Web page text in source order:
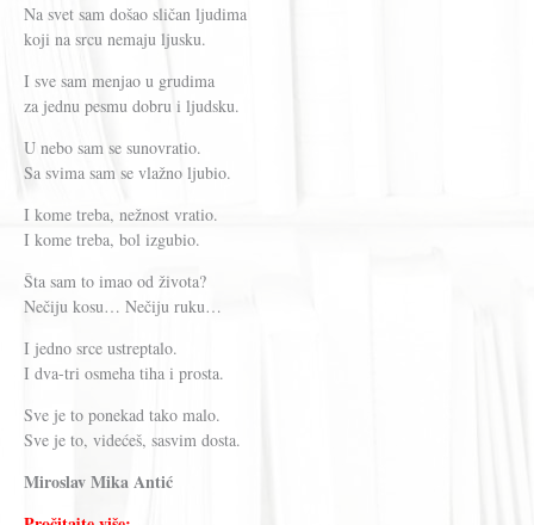
Na svet sam došao sličan ljudima
koji na srcu nemaju ljusku.
I sve sam menjao u grudima
za jednu pesmu dobru i ljudsku.
U nebo sam se sunovratio.
Sa svima sam se vlažno ljubio.
I kome treba, nežnost vratio.
I kome treba, bol izgubio.
Šta sam to imao od života?
Nečiju kosu… Nečiju ruku…
I jedno srce ustreptalo.
I dva-tri osmeha tiha i prosta.
Sve je to ponekad tako malo.
Sve je to, videćeš, sasvim dosta.
Miroslav Mika Antić